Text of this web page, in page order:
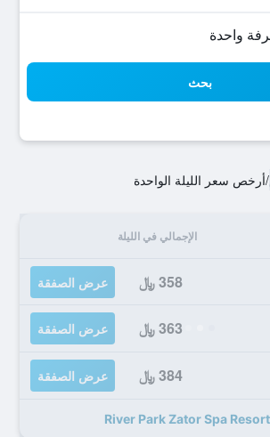
بحث
/أرخص سعر الليلة الواحدة
الإجمالي في الليلة
358 ﷼ عرض الصفقة
363 ﷼ عرض الصفقة
384 ﷼ عرض الصفقة